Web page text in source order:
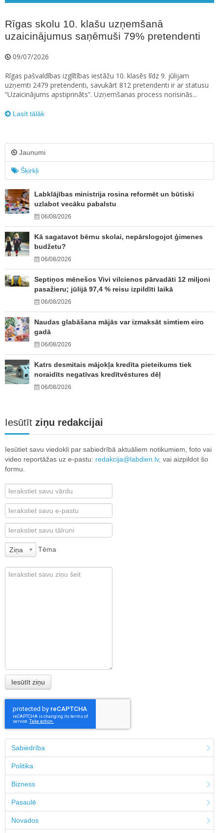
Rīgas skolu 10. klašu uzņemšanā
uzaicinājumus saņēmuši 79% pretendenti
09/07/2026
Rīgas pašvaldības izglītības iestāžu 10. klasēs līdz 9. jūlijam
uzņemti 2479 pretendenti, savukārt 812 pretendenti ir ar statusu
“Uzaicinājums apstiprināts”. Uzņemšanas process norisinās...
Lasīt tālāk
Jaunumi
Šķirkļi
Labklājības ministrija rosina reformēt un būtiski
uzlabot vecāku pabalstu
06/08/2026
Kā sagatavot bērnu skolai, nepārslogojot ģimenes
budžetu?
06/08/2026
Septiņos mēnešos Vivi vilcienos pārvadāti 12 miljoni
pasažieru; jūlijā 97,4 % reisu izpildīti laikā
06/08/2026
Naudas glabāšana mājās var izmaksāt simtiem eiro
gadā
06/08/2026
Katrs desmitais mājokļa kredīta pieteikums tiek
noraidīts negatīvas kredītvēstures dēļ
06/08/2026
Iesūtīt ziņu redakcijai
Iesūtiet savu viedokli par sabiedrībā aktuāliem notikumiem, foto vai
video reportāžas uz e-pastu: redakcija@labdien.lv, vai aizpildot šo
formu.
Ziņa Tēma
Sabiedrība
Politika
Bizness
Pasaulē
Novados